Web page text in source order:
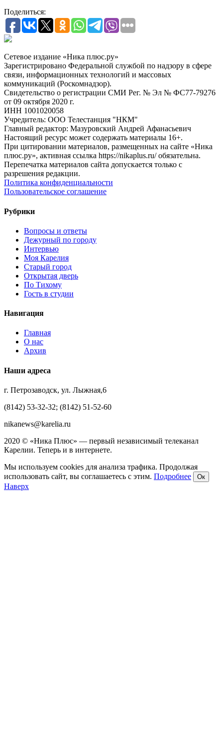
Поделиться:
Сетевое издание «Ника плюс.ру»
Зарегистрировано Федеральной службой по надзору в сфере
связи, информационных технологий и массовых
коммуникаций (Роскомнадзор).
Свидетельство о регистрации СМИ Рег. № Эл № ФС77-79276
от 09 октября 2020 г.
ИНН 1001020058
Учредитель: ООО Телестанция "НКМ"
Главный редактор: Мазуровский Андрей Афанасьевич
Настоящий ресурс может содержать материалы 16+.
При цитировании материалов, размещенных на сайте «Ника
плюс.ру», активная ссылка https://nikaplus.ru/ обязательна.
Перепечатка материалов сайта допускается только с
разрешения редакции.
Политика конфиденциальности
Пользовательское соглашение
Рубрики
Вопросы и ответы
Дежурный по городу
Интервью
Моя Карелия
Старый город
Открытая дверь
По Тихому
Гость в студии
Навигация
Главная
О нас
Архив
Наши адреса
г. Петрозаводск, ул. Лыжная,6
(8142) 53-32-32; (8142) 51-52-60
nikanews@karelia.ru
2020 © «Ника Плюс» — первый независимый телеканал
Карелии. Теперь и в интернете.
Мы используем cookies для анализа трафика. Продолжая
использовать сайт, вы соглашаетесь с этим. Подробнее Ок
Наверх